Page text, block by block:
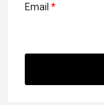
Email *